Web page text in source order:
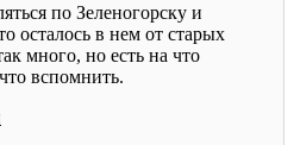
по Зеленогорску и
осталось в нем от старых
много, но есть на что
вспомнить.